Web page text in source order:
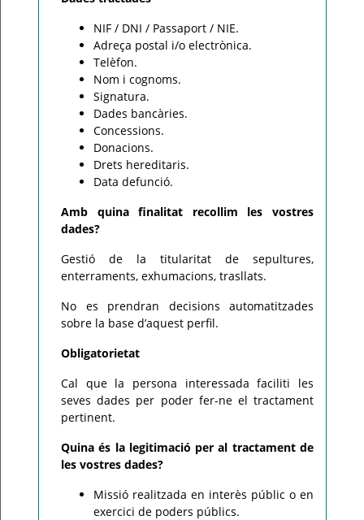
NIF / DNI / Passaport / NIE.
Adreça postal i/o electrònica.
Telèfon.
Nom i cognoms.
Signatura.
Dades bancàries.
Concessions.
Donacions.
Drets hereditaris.
Data defunció.
Amb quina finalitat recollim les vostres
dades?
Gestió de la titularitat de sepultures,
enterraments, exhumacions, trasllats.
No es prendran decisions automatitzades
sobre la base d’aquest perfil.
Obligatorietat
Cal que la persona interessada faciliti les
seves dades per poder fer-ne el tractament
pertinent.
Quina és la legitimació per al tractament de
les vostres dades?
Missió realitzada en interès públic o en
exercici de poders públics.